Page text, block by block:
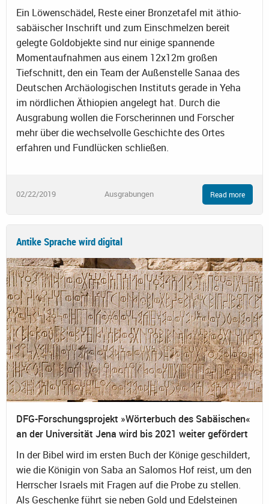
Ein Löwenschädel, Reste einer Bronzetafel mit äthio-
sabäischer Inschrift und zum Einschmelzen bereit
gelegte Goldobjekte sind nur einige spannende
Momentaufnahmen aus einem 12x12m großen
Tiefschnitt, den ein Team der Außenstelle Sanaa des
Deutschen Archäologischen Instituts gerade in Yeha
im nördlichen Äthiopien angelegt hat. Durch die
Ausgrabung wollen die Forscherinnen und Forscher
mehr über die wechselvolle Geschichte des Ortes
erfahren und Fundlücken schließen.
02/22/2019 Ausgrabungen Read more
Antike Sprache wird digital
DFG-Forschungsprojekt »Wörterbuch des Sabäischen«
an der Universität Jena wird bis 2021 weiter gefördert
In der Bibel wird im ersten Buch der Könige geschildert,
wie die Königin von Saba an Salomos Hof reist, um den
Herrscher Israels mit Fragen auf die Probe zu stellen.
Als Geschenke führt sie neben Gold und Edelsteinen